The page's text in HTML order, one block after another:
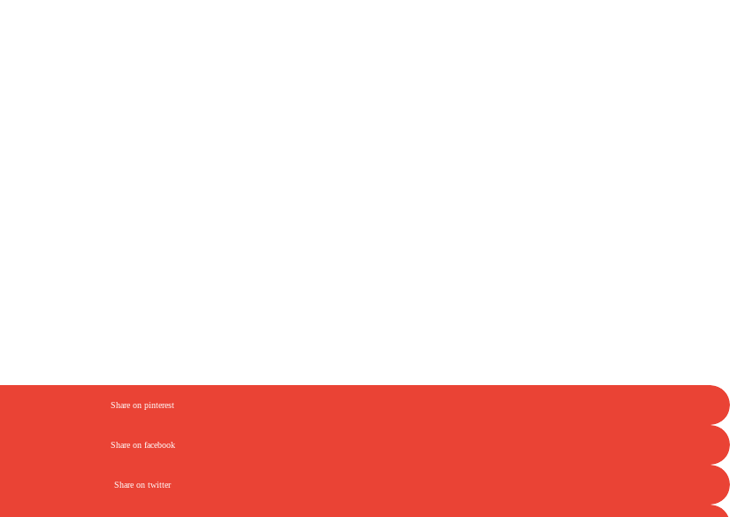
Share on pinterest
Share on facebook
Share on twitter